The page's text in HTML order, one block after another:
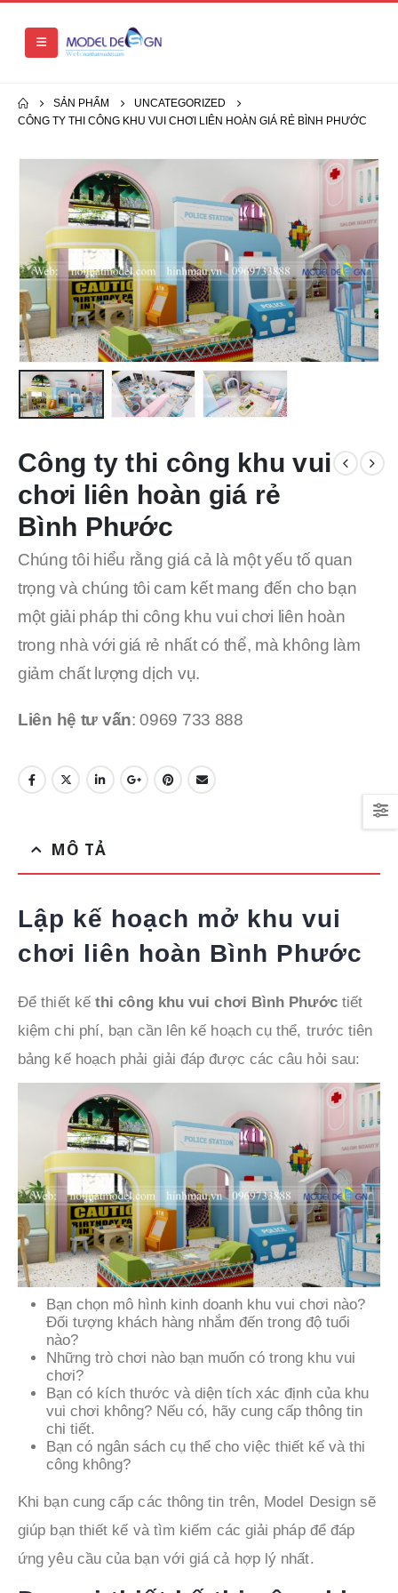
SẢN PHẨM
UNCATEGORIZED
CÔNG TY THI CÔNG KHU VUI CHƠI LIÊN HOÀN GIÁ RẺ BÌNH PHƯỚC
Công ty thi công khu vui
chơi liên hoàn giá rẻ
Bình Phước
Chúng tôi hiểu rằng giá cả là một yếu tố quan
trọng và chúng tôi cam kết mang đến cho bạn
một giải pháp thi công khu vui chơi liên hoàn
trong nhà với giá rẻ nhất có thể, mà không làm
giảm chất lượng dịch vụ.
Liên hệ tư vấn: 0969 733 888
MÔ TẢ
Lập kế hoạch mở khu vui
chơi liên hoàn Bình Phước
Để thiết kếthi công khu vui chơi Bình Phướctiết
kiệm chi phí, bạn cần lên kế hoạch cụ thể, trước tiên
bảng kế hoạch phải giải đáp được các câu hỏi sau:
Bạn chọn mô hình kinh doanh khu vui chơi nào?
Đối tượng khách hàng nhắm đến trong độ tuổi
nào?
Những trò chơi nào bạn muốn có trong khu vui
chơi?
Bạn có kích thước và diện tích xác định của khu
vui chơi không? Nếu có, hãy cung cấp thông tin
chi tiết.
Bạn có ngân sách cụ thể cho việc thiết kế và thi
công không?
Khi bạn cung cấp các thông tin trên, Model Design sẽ
giúp bạn thiết kế và tìm kiếm các giải pháp để đáp
ứng yêu cầu của bạn với giá cả hợp lý nhất.